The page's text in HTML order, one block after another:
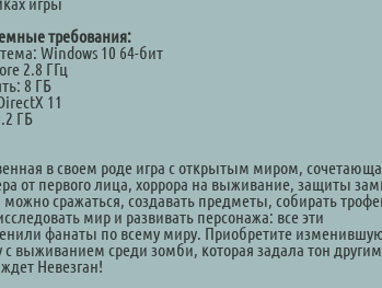
требования:
Windows 10 64-бит
2.8 ГГц
8 ГБ
11
ГБ
в своем роде игра с открытым миром,
от первого лица, хоррора на выживание, защиты
сражаться, создавать предметы, собирать
мир и развивать персонажа: все эти
фанаты по всему миру. Приобретите
с выживанием среди зомби, которая задала тон другим
Невезган!